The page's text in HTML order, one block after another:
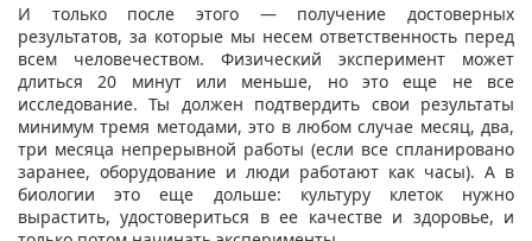
И только после этого — получение достоверных
результатов, за которые мы несем ответственность перед
всем человечеством. Физический эксперимент может
длиться 20 минут или меньше, но это еще не все
исследование. Ты должен подтвердить свои результаты
минимум тремя методами, это в любом случае месяц, два,
три месяца непрерывной работы (если все спланировано
заранее, оборудование и люди работают как часы). А в
биологии это еще дольше: культуру клеток нужно
вырастить, удостовериться в ее качестве и здоровье, и